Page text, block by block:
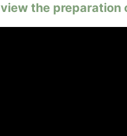
the preparation